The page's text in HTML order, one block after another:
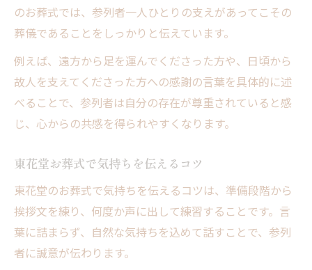
のお葬式では、参列者一人ひとりの支えがあってこその
葬儀であることをしっかりと伝えています。
例えば、遠方から足を運んでくださった方や、日頃から
故人を支えてくださった方への感謝の言葉を具体的に述
べることで、参列者は自分の存在が尊重されていると感
じ、心からの共感を得られやすくなります。
東花堂お葬式で気持ちを伝えるコツ
東花堂のお葬式で気持ちを伝えるコツは、準備段階から
挨拶文を練り、何度か声に出して練習することです。言
葉に詰まらず、自然な気持ちを込めて話すことで、参列
者に誠意が伝わります。